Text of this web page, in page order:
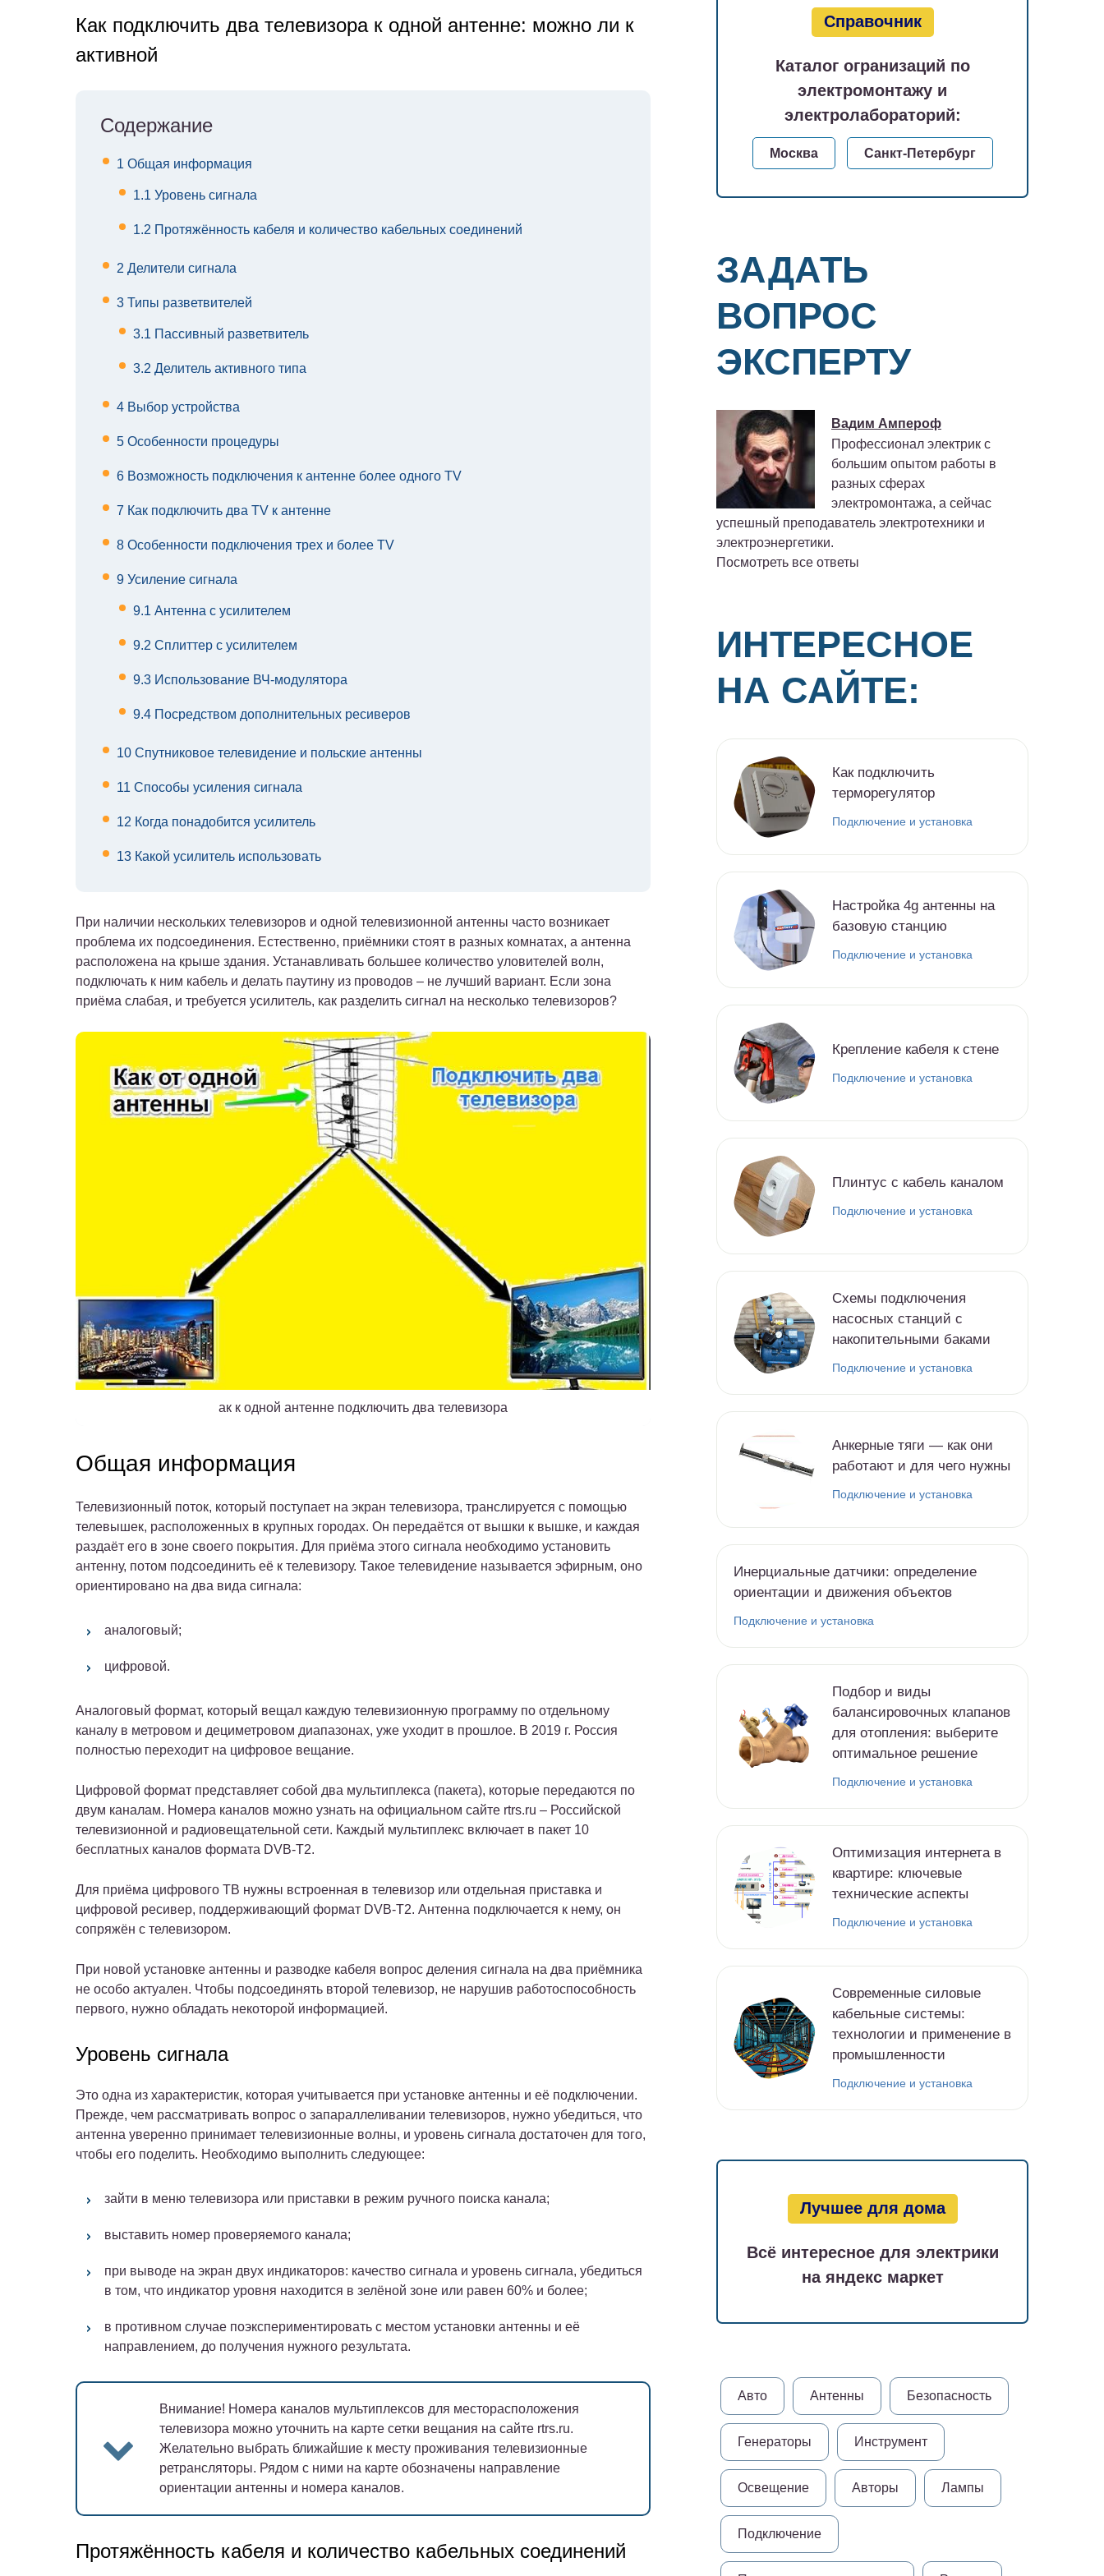
Как подключить два телевизора к одной антенне: можно ли к
активной
Содержание
1 Общая информация
1.1 Уровень сигнала
1.2 Протяжённость кабеля и количество кабельных соединений
2 Делители сигнала
3 Типы разветвителей
3.1 Пассивный разветвитель
3.2 Делитель активного типа
4 Выбор устройства
5 Особенности процедуры
6 Возможность подключения к антенне более одного TV
7 Как подключить два TV к антенне
8 Особенности подключения трех и более TV
9 Усиление сигнала
9.1 Антенна с усилителем
9.2 Сплиттер с усилителем
9.3 Использование ВЧ-модулятора
9.4 Посредством дополнительных ресиверов
10 Спутниковое телевидение и польские антенны
11 Способы усиления сигнала
12 Когда понадобится усилитель
13 Какой усилитель использовать
При наличии нескольких телевизоров и одной телевизионной антенны часто возникает
проблема их подсоединения. Естественно, приёмники стоят в разных комнатах, а антенна
расположена на крыше здания. Устанавливать большее количество уловителей волн,
подключать к ним кабель и делать паутину из проводов – не лучший вариант. Если зона
приёма слабая, и требуется усилитель, как разделить сигнал на несколько телевизоров?
ак к одной антенне подключить два телевизора
Общая информация
Телевизионный поток, который поступает на экран телевизора, транслируется с помощью
телевышек, расположенных в крупных городах. Он передаётся от вышки к вышке, и каждая
раздаёт его в зоне своего покрытия. Для приёма этого сигнала необходимо установить
антенну, потом подсоединить её к телевизору. Такое телевидение называется эфирным, оно
ориентировано на два вида сигнала:
аналоговый;
цифровой.
Аналоговый формат, который вещал каждую телевизионную программу по отдельному
каналу в метровом и дециметровом диапазонах, уже уходит в прошлое. В 2019 г. Россия
полностью переходит на цифровое вещание.
Цифровой формат представляет собой два мультиплекса (пакета), которые передаются по
двум каналам. Номера каналов можно узнать на официальном сайте rtrs.ru – Российской
телевизионной и радиовещательной сети. Каждый мультиплекс включает в пакет 10
бесплатных каналов формата DVB-T2.
Для приёма цифрового ТВ нужны встроенная в телевизор или отдельная приставка и
цифровой ресивер, поддерживающий формат DVB-T2. Антенна подключается к нему, он
сопряжён с телевизором.
При новой установке антенны и разводке кабеля вопрос деления сигнала на два приёмника
не особо актуален. Чтобы подсоединять второй телевизор, не нарушив работоспособность
первого, нужно обладать некоторой информацией.
Уровень сигнала
Это одна из характеристик, которая учитывается при установке антенны и её подключении.
Прежде, чем рассматривать вопрос о запараллеливании телевизоров, нужно убедиться, что
антенна уверенно принимает телевизионные волны, и уровень сигнала достаточен для того,
чтобы его поделить. Необходимо выполнить следующее:
зайти в меню телевизора или приставки в режим ручного поиска канала;
выставить номер проверяемого канала;
при выводе на экран двух индикаторов: качество сигнала и уровень сигнала, убедиться
в том, что индикатор уровня находится в зелёной зоне или равен 60% и более;
в противном случае поэкспериментировать с местом установки антенны и её
направлением, до получения нужного результата.
Внимание! Номера каналов мультиплексов для месторасположения
телевизора можно уточнить на карте сетки вещания на сайте rtrs.ru.
Желательно выбрать ближайшие к месту проживания телевизионные
ретрансляторы. Рядом с ними на карте обозначены направление
ориентации антенны и номера каналов.
Протяжённость кабеля и количество кабельных соединений
Справочник
Каталог огранизаций по
электромонтажу и
электролабораторий:
Москва Санкт-Петербург
ЗАДАТЬ
ВОПРОС
ЭКСПЕРТУ
Вадим Ампероф
Профессионал электрик с
большим опытом работы в
разных сферах
электромонтажа, а сейчас
успешный преподаватель электротехники и
электроэнергетики.
Посмотреть все ответы
ИНТЕРЕСНОЕ
НА САЙТЕ:
Как подключить
терморегулятор
Подключение и установка
Настройка 4g антенны на
базовую станцию
Подключение и установка
Крепление кабеля к стене
Подключение и установка
Плинтус с кабель каналом
Подключение и установка
Схемы подключения
насосных станций с
накопительными баками
Подключение и установка
Анкерные тяги — как они
работают и для чего нужны
Подключение и установка
Инерциальные датчики: определение
ориентации и движения объектов
Подключение и установка
Подбор и виды
балансировочных клапанов
для отопления: выберите
оптимальное решение
Подключение и установка
Оптимизация интернета в
квартире: ключевые
технические аспекты
Подключение и установка
Современные силовые
кабельные системы:
технологии и применение в
промышленности
Подключение и установка
Лучшее для дома
Всё интересное для электрики
на яндекс маркет
Авто Антенны Безопасность
Генераторы Инструмент
Освещение Авторы Лампы
Подключение